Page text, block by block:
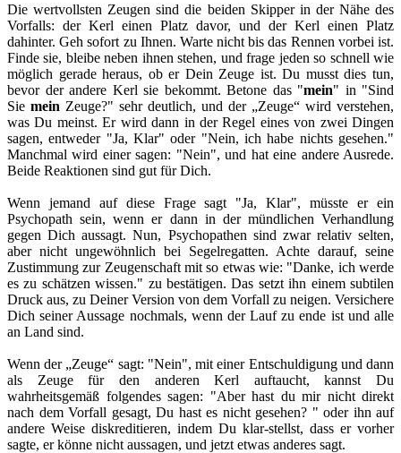
Die wertvollsten Zeugen sind die beiden Skipper in der Nähe des
Vorfalls: der Kerl einen Platz davor, und der Kerl einen Platz
dahinter. Geh sofort zu Ihnen. Warte nicht bis das Rennen vorbei ist.
Finde sie, bleibe neben ihnen stehen, und frage jeden so schnell wie
möglich gerade heraus, ob er Dein Zeuge ist. Du musst dies tun,
bevor der andere Kerl sie bekommt. Betone das "mein" in "Sind
Sie mein Zeuge?" sehr deutlich, und der „Zeuge“ wird verstehen,
was Du meinst. Er wird dann in der Regel eines von zwei Dingen
sagen, entweder "Ja, Klar" oder "Nein, ich habe nichts gesehen."
Manchmal wird einer sagen: "Nein", und hat eine andere Ausrede.
Beide Reaktionen sind gut für Dich.
Wenn jemand auf diese Frage sagt "Ja, Klar", müsste er ein
Psychopath sein, wenn er dann in der mündlichen Verhandlung
gegen Dich aussagt. Nun, Psychopathen sind zwar relativ selten,
aber nicht ungewöhnlich bei Segelregatten. Achte darauf, seine
Zustimmung zur Zeugenschaft mit so etwas wie: "Danke, ich werde
es zu schätzen wissen." zu bestätigen. Das setzt ihn einem subtilen
Druck aus, zu Deiner Version von dem Vorfall zu neigen. Versichere
Dich seiner Aussage nochmals, wenn der Lauf zu ende ist und alle
an Land sind.
Wenn der „Zeuge“ sagt: "Nein", mit einer Entschuldigung und dann
als Zeuge für den anderen Kerl auftaucht, kannst Du
wahrheitsgemäß folgendes sagen: "Aber hast du mir nicht direkt
nach dem Vorfall gesagt, Du hast es nicht gesehen? " oder ihn auf
andere Weise diskreditieren, indem Du klar-stellst, dass er vorher
sagte, er könne nicht aussagen, und jetzt etwas anderes sagt.